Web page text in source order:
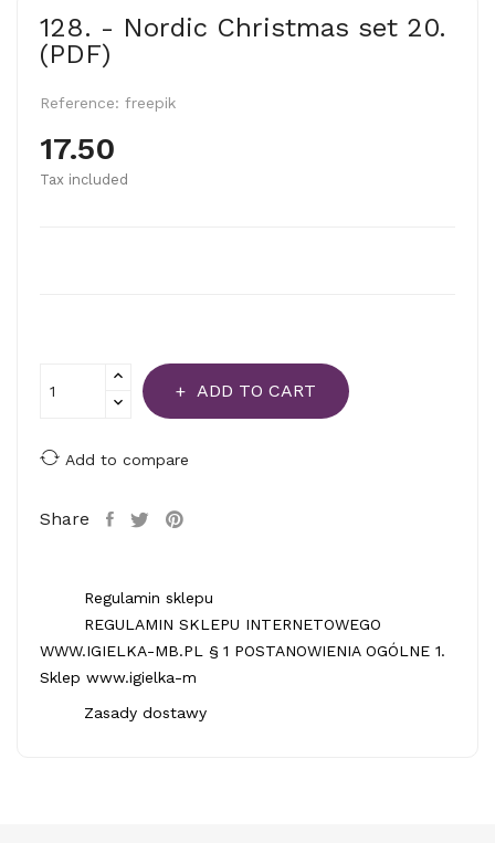
128. - Nordic Christmas set 20.
(PDF)
Reference: freepik
17.50
Tax included
ADD TO CART
Add to compare
Share
Regulamin sklepu
REGULAMIN SKLEPU INTERNETOWEGO
WWW.IGIELKA-MB.PL § 1 POSTANOWIENIA OGÓLNE 1.
Sklep www.igielka-m
Zasady dostawy